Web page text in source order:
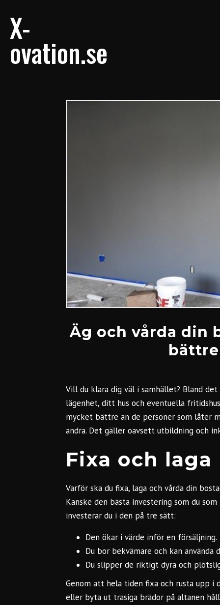
X-
ovation.se
Äg och vårda din
Vill du klara dig väl i samhället? Bland
lägenhet, ditt hus och eventuella
mycket bättre än de personer som låter
andra. Det gäller oavsett utbildning och
Fixa och
Varför ska du fixa, laga och vårda din
Kanske den bästa investering som du
investerar du i den på tre sätt:
Den ökar i värde inför en försäljning.
Du bor bekvämare och kan
Du slipper de riktigt dyra och
Genom att hela tiden fixa och rusta upp i
eller byta ut trasiga brädor på altanen